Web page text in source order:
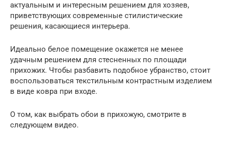
актуальным и интересным решением для хозяев,
приветствующих современные стилистические
решения, касающиеся интерьера.
Идеально белое помещение окажется не менее
удачным решением для стесненных по площади
прихожих. Чтобы разбавить подобное убранство, стоит
воспользоваться текстильным контрастным изделием
в виде ковра при входе.
О том, как выбрать обои в прихожую, смотрите в
следующем видео.